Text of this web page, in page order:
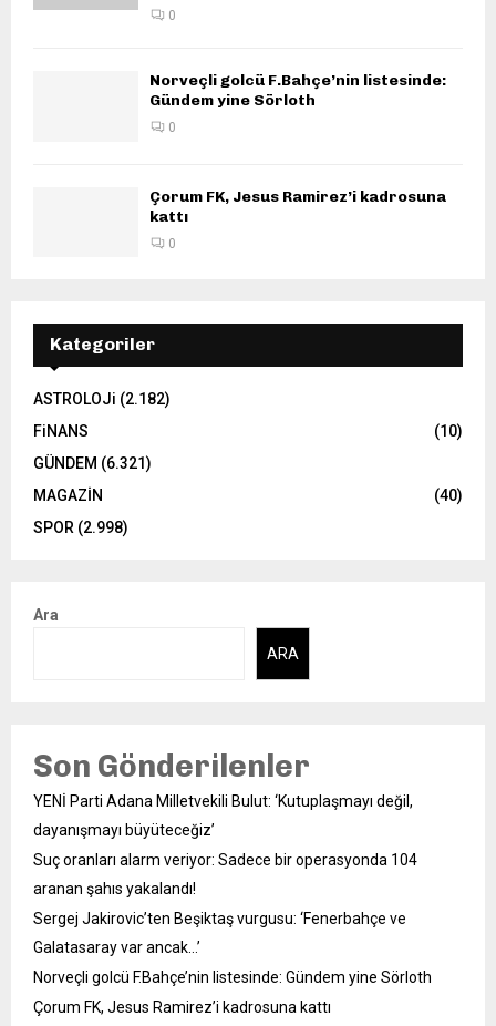
0
Norveçli golcü F.Bahçe’nin listesinde:
Gündem yine Sörloth
0
Çorum FK, Jesus Ramirez’i kadrosuna
kattı
0
Kategoriler
ASTROLOJi (2.182)
FiNANS
(10)
GÜNDEM (6.321)
MAGAZİN
(40)
SPOR (2.998)
Ara
ARA
Son Gönderilenler
YENİ Parti Adana Milletvekili Bulut: ‘Kutuplaşmayı değil,
dayanışmayı büyüteceğiz’
Suç oranları alarm veriyor: Sadece bir operasyonda 104
aranan şahıs yakalandı!
Sergej Jakirovic’ten Beşiktaş vurgusu: ‘Fenerbahçe ve
Galatasaray var ancak…’
Norveçli golcü F.Bahçe’nin listesinde: Gündem yine Sörloth
Çorum FK, Jesus Ramirez’i kadrosuna kattı